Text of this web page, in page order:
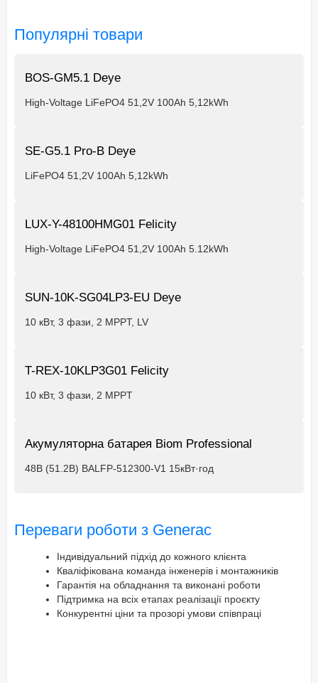
Популярні товари
BOS-GM5.1 Deye
High-Voltage LiFePO4 51,2V 100Ah 5,12kWh
SE-G5.1 Pro-B Deye
LiFePO4 51,2V 100Ah 5,12kWh
LUX-Y-48100HMG01 Felicity
High-Voltage LiFePO4 51,2V 100Ah 5.12kWh
SUN-10K-SG04LP3-EU Deye
10 кВт, 3 фази, 2 MPPT, LV
T-REX-10KLP3G01 Felicity
10 кВт, 3 фази, 2 MPPT
Акумуляторна батарея Biom Professional
48В (51.2В) BALFP-512300-V1 15кВт·год
Переваги роботи з Generac
Індивідуальний підхід до кожного клієнта
Кваліфікована команда інженерів і монтажників
Гарантія на обладнання та виконані роботи
Підтримка на всіх етапах реалізації проєкту
Конкурентні ціни та прозорі умови співпраці